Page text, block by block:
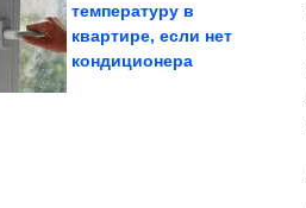
восполняют дефицит
температуру в
квартире, если нет
кондиционера